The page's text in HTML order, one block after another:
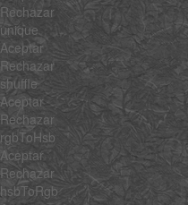
Rechazar
unique
Aceptar
Rechazar
shuffle
Aceptar
Rechazar
rgbToHsb
Aceptar
Rechazar
hsbToRgb